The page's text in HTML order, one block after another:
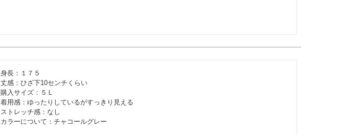
身長：１７５
丈感：ひざ下10センチくらい
購入サイズ：５Ｌ
着用感：ゆったりしているがすっきり見える
ストレッチ感：なし
カラーについて：チャコールグレー